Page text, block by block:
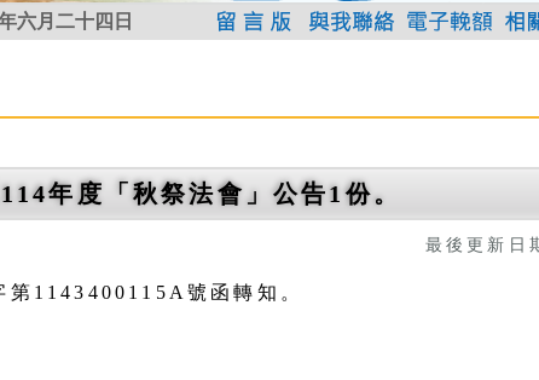
六月二十四日
年度「秋祭法會」公告1份。
最後更新日
1143400115A號函轉知。